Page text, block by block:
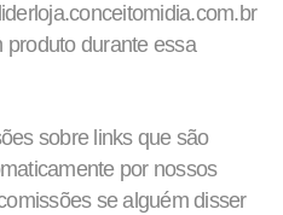
durante essa
sobre links que são
por nossos
se alguém disser